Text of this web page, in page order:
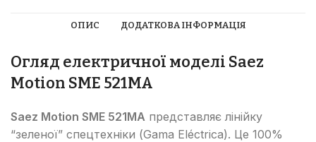
ОПИС ДОДАТКОВА ІНФОРМАЦІЯ
Огляд електричної моделі Saez
Motion SME 521MA
Saez Motion SME 521MA представляє лінійку
“зеленої” спецтехніки (Gama Eléctrica). Це 100%